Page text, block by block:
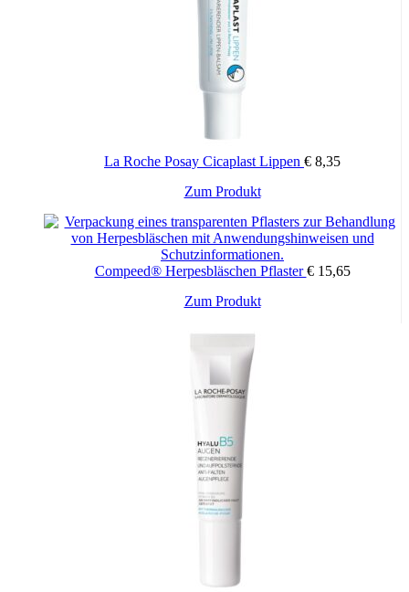
La Roche Posay Cicaplast Lippen € 8,35
Zum Produkt
Compeed® Herpesbläschen Pflaster€15,65
Zum Produkt